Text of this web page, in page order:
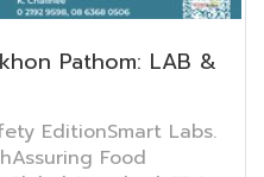
Pathom: LAB &
EditionSmart Labs.
Food